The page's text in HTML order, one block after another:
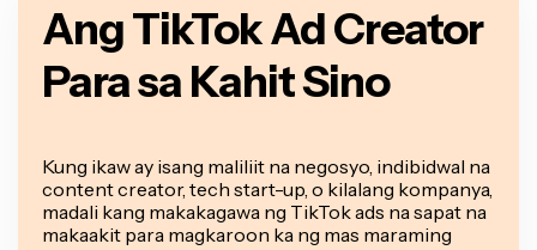
Ang TikTok Ad Creator
Para sa Kahit Sino
Kung ikaw ay isang maliliit na negosyo, indibidwal na
content creator, tech start-up, o kilalang kompanya,
madali kang makakagawa ng TikTok ads na sapat na
makaakit para magkaroon ka ng mas maraming